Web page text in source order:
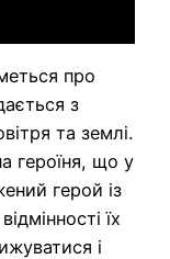
про
з
та землі.
героїня, що у
герой із
їх
і